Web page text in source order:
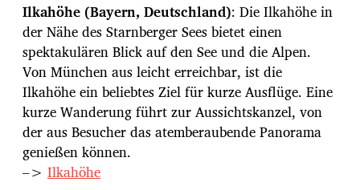
Ilkahöhe (Bayern, Deutschland): Die Ilkahöhe in
der Nähe des Starnberger Sees bietet einen
spektakulären Blick auf den See und die Alpen.
Von München aus leicht erreichbar, ist die
Ilkahöhe ein beliebtes Ziel für kurze Ausflüge. Eine
kurze Wanderung führt zur Aussichtskanzel, von
der aus Besucher das atemberaubende Panorama
genießen können.
–> Ilkahöhe